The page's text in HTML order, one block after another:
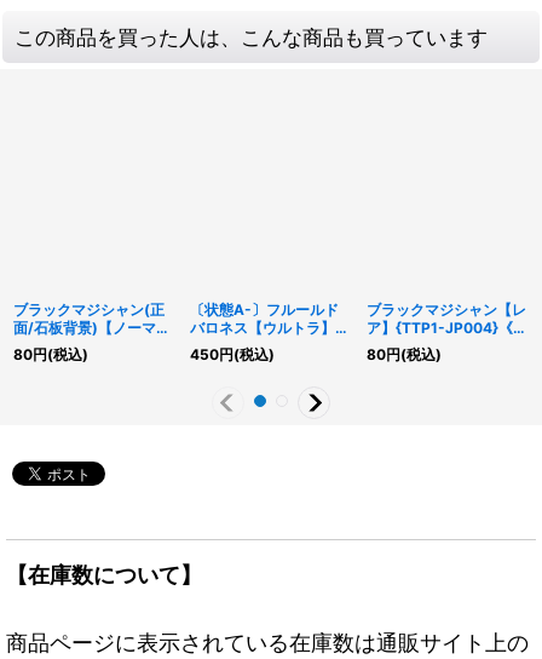
この商品を買った人は、こんな商品も買っています
ブラックマジシャン(正
面/石板背景)【ノーマル
パラレル】{PAC1-
JP004}《モンスター》
80円(税込)
〔状態A-〕フルールド
バロネス【ウルトラ】
{DP25-JP023}《シン
クロ》
450円(税込)
ブラックマジシャン【レ
ア】{TTP1-JP004}《モ
ンスター》
80円(税込)
【在庫数について】
商品ページに表示されている在庫数は通販サイト上の